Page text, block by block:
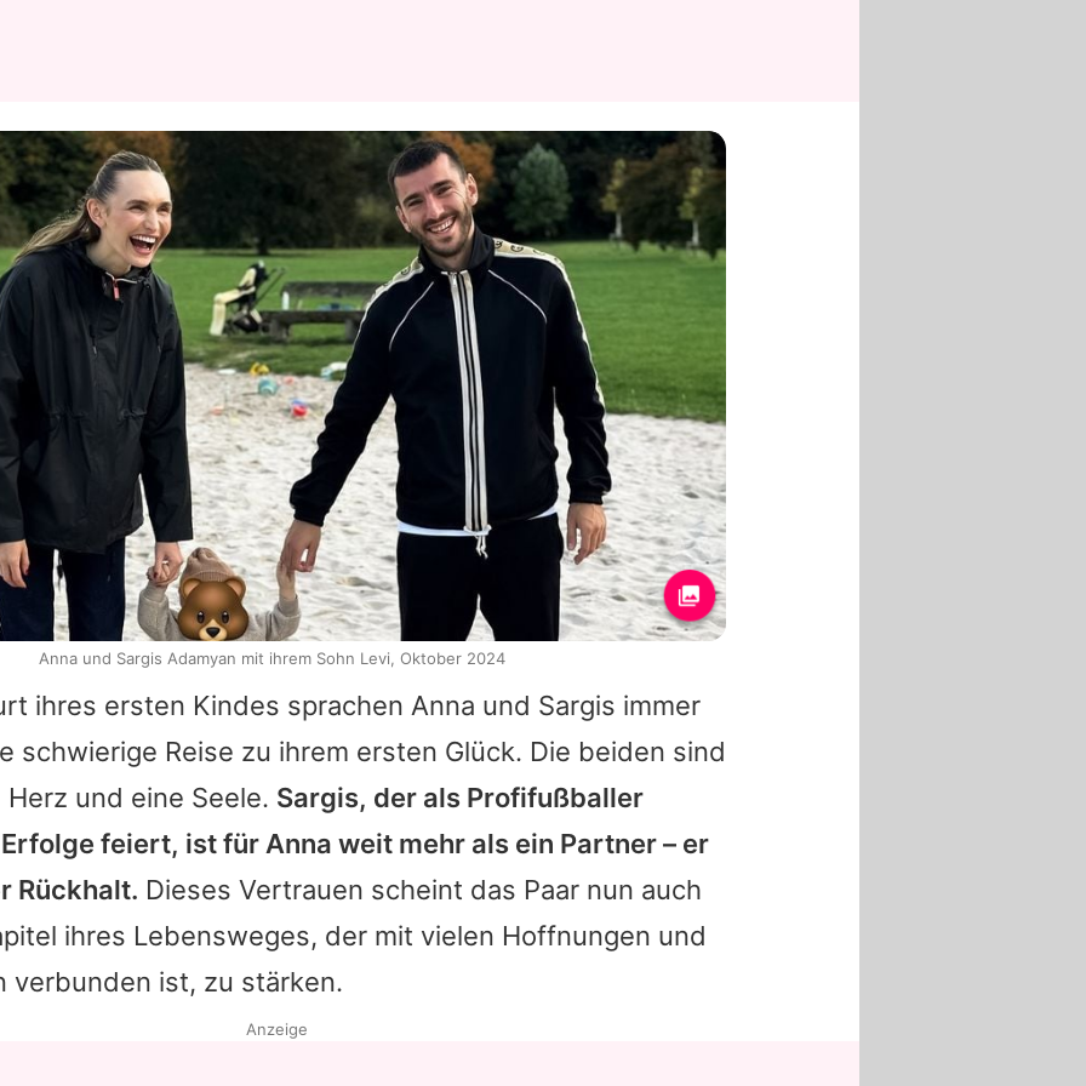
ihres ersten Kindes sprachen Anna und Sargis immer
schwierige Reise zu ihrem ersten Glück. Die beiden sind
und eine Seele. Sargis, der als Profifußballer
feiert, ist für Anna weit mehr als ein Partner – er
Rückhalt. Dieses Vertrauen scheint das Paar nun auch
ihres Lebensweges, der mit vielen Hoffnungen und
verbunden ist, zu stärken.
Anna und Sargis Adamyan mit ihrem Sohn Levi, Oktober 2024
Anzeige